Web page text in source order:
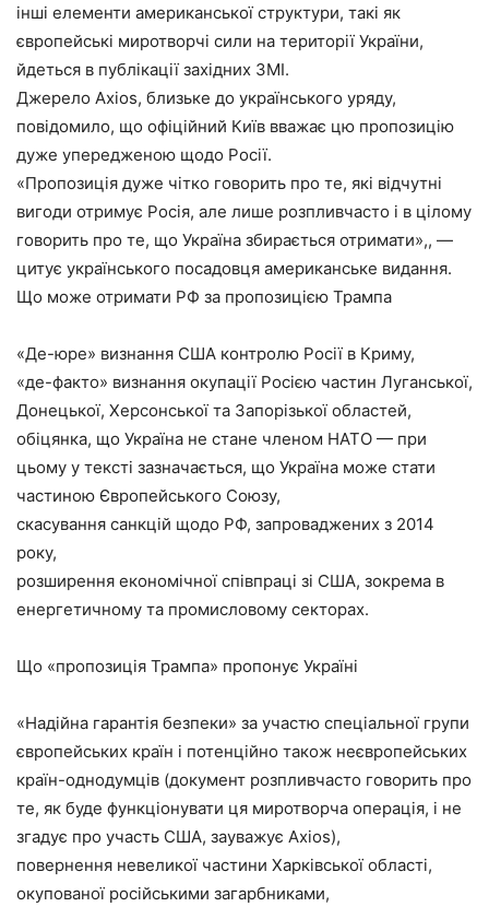
інші елементи американської структури, такі як
європейські миротворчі сили на території України,
йдеться в публікації західних ЗМІ.
Джерело Axios, близьке до українського уряду,
повідомило, що офіційний Київ вважає цю пропозицію
дуже упередженою щодо Росії.
«Пропозиція дуже чітко говорить про те, які відчутні
вигоди отримує Росія, але лише розпливчасто і в цілому
говорить про те, що Україна збирається отримати»,, —
цитує українського посадовця американське видання.
Що може отримати РФ за пропозицією Трампа
«Де-юре» визнання США контролю Росії в Криму,
«де-факто» визнання окупації Росією частин Луганської,
Донецької, Херсонської та Запорізької областей,
обіцянка, що Україна не стане членом НАТО — при
цьому у тексті зазначається, що Україна може стати
частиною Європейського Союзу,
скасування санкцій щодо РФ, запроваджених з 2014
року,
розширення економічної співпраці зі США, зокрема в
енергетичному та промисловому секторах.
Що «пропозиція Трампа» пропонує Україні
«Надійна гарантія безпеки» за участю спеціальної групи
європейських країн і потенційно також неєвропейських
країн-однодумців (документ розпливчасто говорить про
те, як буде функціонувати ця миротворча операція, і не
згадує про участь США, зауважує Axios),
повернення невеликої частини Харківської області,
окупованої російськими загарбниками,